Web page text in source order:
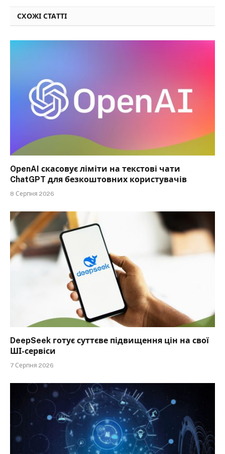
СХОЖІ СТАТТІ
OpenAI скасовує ліміти на текстові чати
ChatGPT для безкоштовних користувачів
8 Серпня 2026
DeepSeek готує суттєве підвищення цін на свої
ШІ-сервіси
7 Серпня 2026